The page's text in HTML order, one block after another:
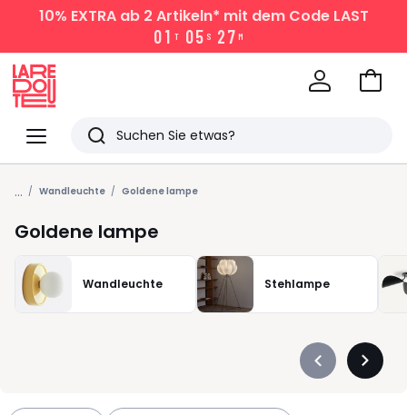
10% EXTRAab 2 Artikeln* mit dem Code LAST
01 T 05 S 27 M
Menü
Redoute
Suchen
Zuletzt
angesehen
Artikel
Zum
... Wandleuchte Goldene lampe
Goldene lampe
Wandleuchte Stehlampe
Précédent